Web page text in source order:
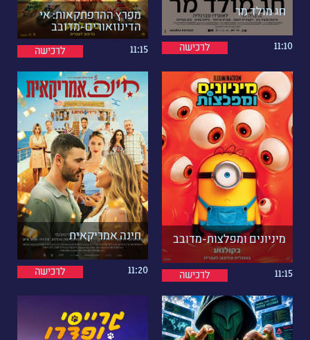
חג מולד מר
11:10 לרכישה
מפרץ ההרפתקאות: אי
הדינוזאורים-מדובב
11:15
לרכישה
מיניונים ומפלצות-מדובב
11:15 לרכישה
חינה אמריקאית
11:20 לרכישה